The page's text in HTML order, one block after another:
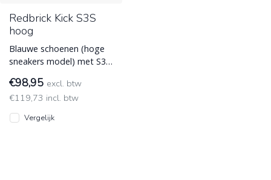
Redbrick Kick S3S
hoog
Blauwe schoenen (hoge
sneakers model) met S3S
composiet
veiligheidsneus.
Leverbaar
€98,95 excl. btw
€119,73 incl. btw
Vergelijk